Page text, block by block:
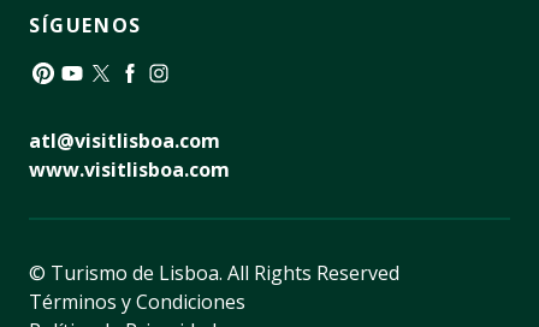
SÍGUENOS
atl@visitlisboa.com
www.visitlisboa.com
© Turismo de Lisboa. All Rights Reserved
Términos y Condiciones